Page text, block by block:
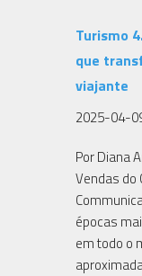
Turismo
que
viajante
2025-04-
Por Diana
Vendas do
épocas
em todo o